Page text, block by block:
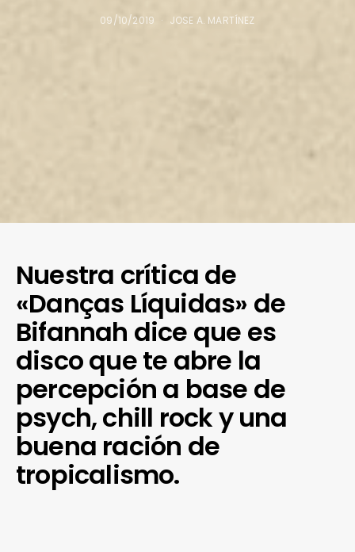
09/10/2019 JOSE A. MARTÍNEZ
Nuestra crítica de
«Danças Líquidas» de
Bifannah dice que es
disco que te abre la
percepción a base de
psych, chill rock y una
buena ración de
tropicalismo.